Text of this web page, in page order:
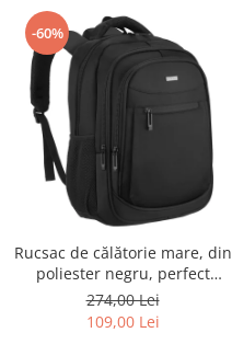
-60%
Rucsac de călătorie mare, din
poliester negru, perfect
pentru bagajul de mână -
Rovicky PTR-R-BHX-05-1020
274,00 Lei
109,00 Lei